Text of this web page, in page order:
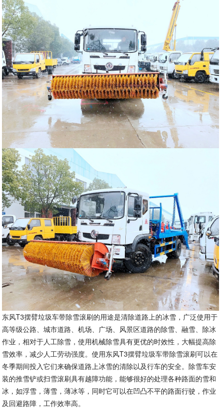
东风T3摆臂垃圾车带除雪滚刷的用途是清除道路上的冰雪，广泛使用于
高等级公路、城市道路、机场、广场、风景区道路的除雪、融雪、除冰
作业，相对于人工除雪，使用机械除雪具有更优的时效性，大幅提高除
雪效率，减少人工劳动强度。使用东风T3摆臂垃圾车带除雪滚刷可以在
冬季期间投入它们来确保道路上冰雪的清除以及行车的安全。除雪车安
装的推雪铲或扫雪滚刷具有越障功能，能够很好的处理各种路面的雪和
冰，如浮雪，薄雪，薄冰等，同时它可以在凹凸不平的路面行驶，作业
及回避路障，工作效率高。